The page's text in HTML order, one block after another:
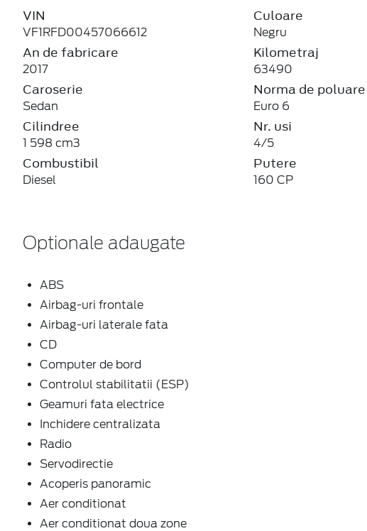
VIN
VF1RFD00457066612
An de fabricare
2017
Caroserie
Sedan
Cilindree
1 598 cm3
Combustibil
Diesel
Culoare
Negru
Kilometraj
63490
Norma de poluare
Euro 6
Nr. usi
4/5
Putere
160 CP
Optionale adaugate
ABS
Airbag-uri frontale
Airbag-uri laterale fata
CD
Computer de bord
Controlul stabilitatii (ESP)
Geamuri fata electrice
Inchidere centralizata
Radio
Servodirectie
Acoperis panoramic
Aer conditionat
Aer conditionat doua zone